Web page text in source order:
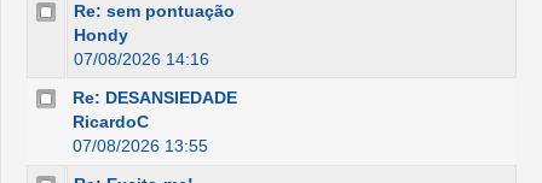
Re: sem pontuação
Hondy
07/08/2026 14:16
Re: DESANSIEDADE
RicardoC
07/08/2026 13:55